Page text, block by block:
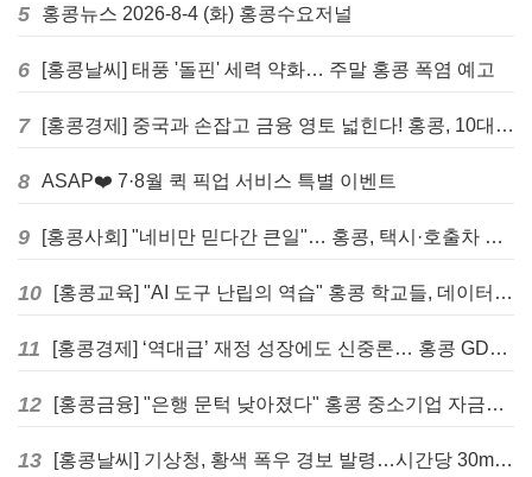
5 홍콩뉴스 2026-8-4 (화) 홍콩수요저널
6 [홍콩날씨] 태풍 '돌핀' 세력 약화… 주말 홍콩 폭염 예고
7 [홍콩경제] 중국과 손잡고 금융 영토 넓힌다! 홍콩, 10대 신규 정책 발표
8 ASAP❤️ 7·8월 퀵 픽업 서비스 특별 이벤트
9 [홍콩사회] "네비만 믿다간 큰일"… 홍콩, 택시·호출차 통합 시험 도입하며 규제 본격화
10 [홍콩교육] "AI 도구 난립의 역습" 홍콩 학교들, 데이터 고립에 교육 효과 평가 비상
11 [홍콩경제] ‘역대급’ 재정 성장에도 신중론… 홍콩 GDP 전망 상향 속 “지정학적 리스크 경계”
12 [홍콩금융] "은행 문턱 낮아졌다" 홍콩 중소기업 자금줄 숨통 트이나… HKMA "2분기 신용 조건 안정적"
13 [홍콩날씨] 기상청, 황색 폭우 경보 발령…시간당 30mm 이상 강우 예보